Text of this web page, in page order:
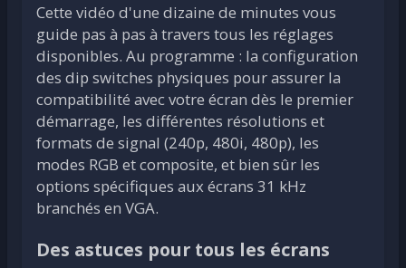
Cette vidéo d'une dizaine de minutes vous
guide pas à pas à travers tous les réglages
disponibles. Au programme : la configuration
des dip switches physiques pour assurer la
compatibilité avec votre écran dès le premier
démarrage, les différentes résolutions et
formats de signal (240p, 480i, 480p), les
modes RGB et composite, et bien sûr les
options spécifiques aux écrans 31 kHz
branchés en VGA.
Des astuces pour tous les écrans